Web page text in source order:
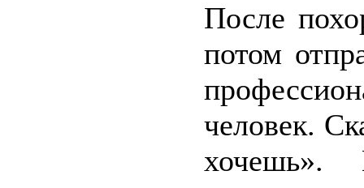
После
потом
человек.